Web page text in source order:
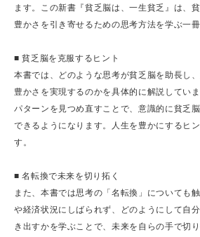
ます。この新書『貧乏脳は、一生貧乏』は、
豊かさを引き寄せるための思考方法を学ぶ一冊
■ 貧乏脳を克服するヒント
本書では、どのような思考が貧乏脳を助長し
豊かさを実現するのかを具体的に解説してい
パターンを見つめ直すことで、意識的に貧乏
できるようになります。人生を豊かにするヒ
す。
■ 名転換で未来を切り拓く
また、本書では思考の「名転換」についても
や経済状況にしばられず、どのようにして自
き出すかを学ぶことで、未来を自らの手で切